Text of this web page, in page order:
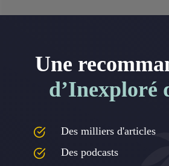
Une
d’Inexploré
Des milliers d'articles
Des podcasts